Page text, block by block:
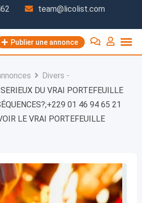
team@licolist.com
Publier une annonce
Divers -
DU VRAI PORTEFEUILLE
01 46 94 65 21
LE VRAI PORTEFEUILLE